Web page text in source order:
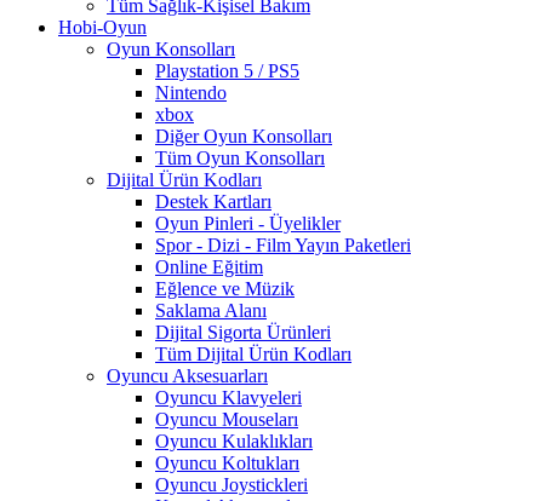
Tüm Sağlık-Kişisel Bakım
Hobi-Oyun
Oyun Konsolları
Playstation 5 / PS5
Nintendo
xbox
Diğer Oyun Konsolları
Tüm Oyun Konsolları
Dijital Ürün Kodları
Destek Kartları
Oyun Pinleri - Üyelikler
Spor - Dizi - Film Yayın Paketleri
Online Eğitim
Eğlence ve Müzik
Saklama Alanı
Dijital Sigorta Ürünleri
Tüm Dijital Ürün Kodları
Oyuncu Aksesuarları
Oyuncu Klavyeleri
Oyuncu Mouseları
Oyuncu Kulaklıkları
Oyuncu Koltukları
Oyuncu Joystickleri